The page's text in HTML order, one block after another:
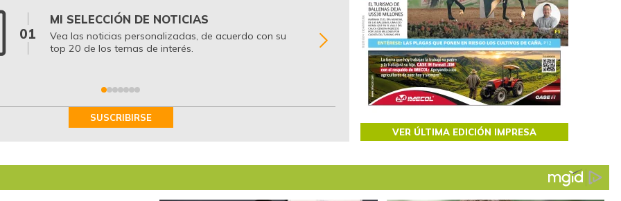
01
MI SELECCIÓN DE NOTICIAS
Vea las noticias personalizadas, de acuerdo con su
top 20 de los temas de interés.
02
BITÁCORA EMPRESARIAL 10.000 LR
Recopilación clasificada por sectores
regiones del comportamiento general y
de las 10.000 primeras empresas en ventas
Colombia.
SUSCRIBIRSE
VER ÚLTIMA EDICIÓN IMPRESA